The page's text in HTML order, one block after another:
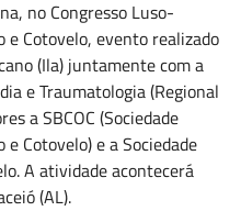
no Congresso Luso-
e Cotovelo, evento realizado
(Ila) juntamente com a
e Traumatologia (Regional
a SBCOC (Sociedade
Cotovelo) e a Sociedade
A atividade acontecerá
(AL).